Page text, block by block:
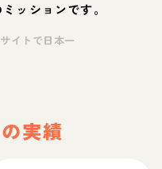
ッションです。
イトで日本一
実績